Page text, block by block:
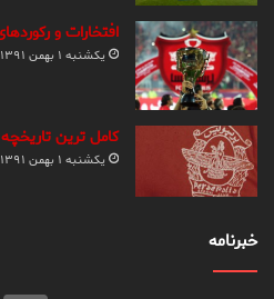
افتخارات و
یکشنبه ۱ بهمن ۱۳۹۱ - ۲۲:۴۱
کامل ترین
یکشنبه ۱ بهمن ۱۳۹۱ - ۲۱:۴۰
خبرنامه